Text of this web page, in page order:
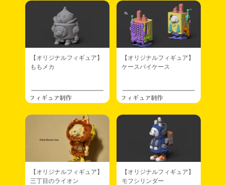
【オリジナルフィギュア】
ももメカ
フィギュア制作
【オリジナルフィギュア】
ケースバイケース
フィギュア制作
【オリジナルフィギュア】
三丁目のライオン
【オリジナルフィギュア】
モフシリンダー